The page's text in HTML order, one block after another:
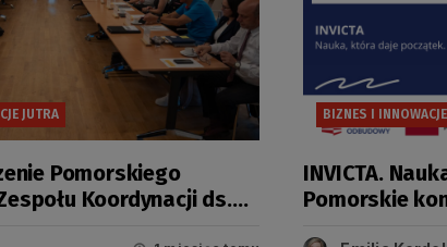
JUTRA
Pomorskiego
Koordynacji ds.
BIZNES I INNOWACJE
INVICTA.
Pomorskie